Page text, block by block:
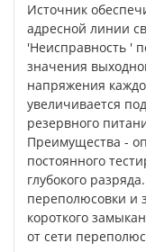
Источник
адресной линии
'Неисправность '
значения
напряжения
увеличивается
резервного
Преимущества -
постоянного
глубокого
переполюсовки и
короткого
от сети